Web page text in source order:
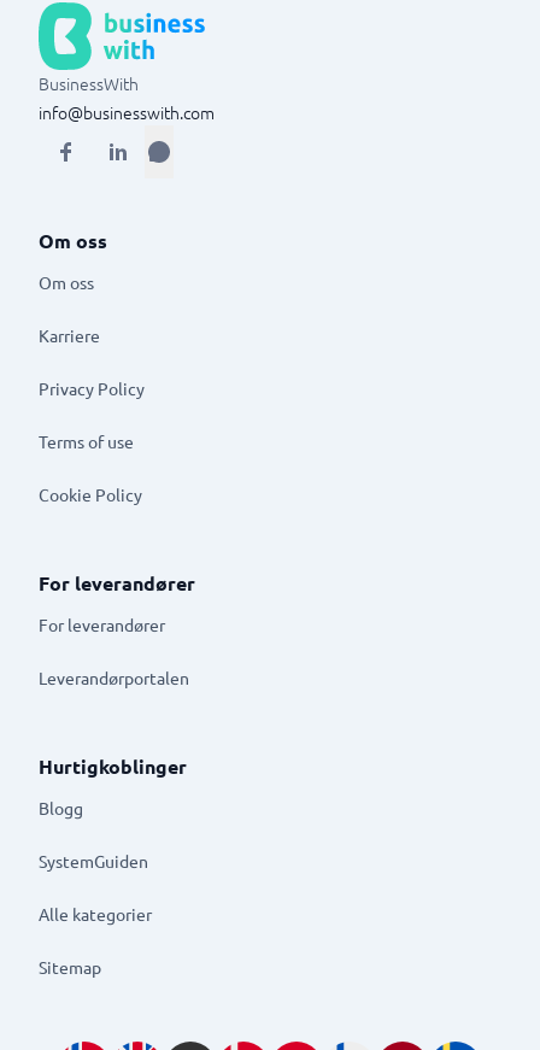
BusinessWith
info@businesswith.com
Om oss
Om oss
Karriere
Privacy Policy
Terms of use
Cookie Policy
For leverandører
For leverandører
Leverandørportalen
Hurtigkoblinger
Blogg
SystemGuiden
Alle kategorier
Sitemap